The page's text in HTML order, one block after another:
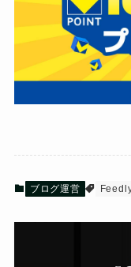
ブログ運営